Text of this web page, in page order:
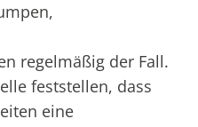
regelmäßig der Fall.
feststellen, dass
eine